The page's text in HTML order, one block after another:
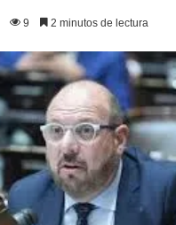
9 2 minutos de lectura